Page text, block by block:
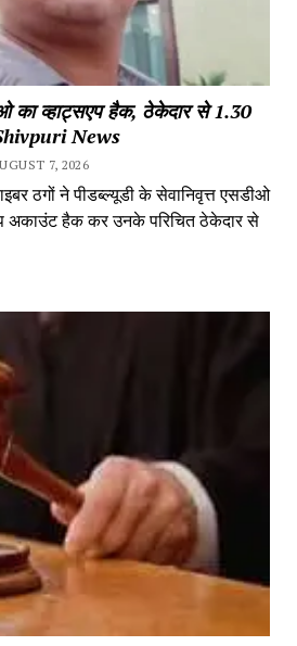
का व्हाट्सएप हैक, ठेकेदार से 1.30
News
7, 2026
ठगों ने पीडब्ल्यूडी के सेवानिवृत्त एसडीओ
अकाउंट हैक कर उनके परिचित ठेकेदार से